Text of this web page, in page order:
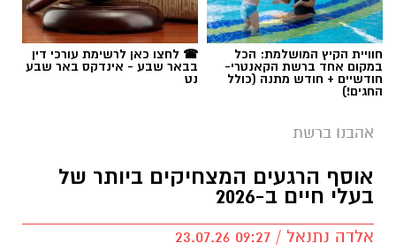
חוויית הקיץ המושלמת: הכל
במקום אחד ברשת הקאנטרי-
חודשיים + חודש מתנה (כולל
החגים!)
☎ לחצו כאן לרשימת עורכי דין
בבאר שבע - אינדקס באר שבע
נט
אהבנו ברשת
אוסף הרגעים המצחיקים ביותר של
בעלי חיים ב-2026
אלדה נתנאל / 09:27 23.07.26